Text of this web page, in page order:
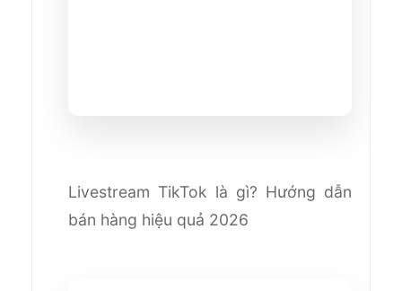
Livestream TikTok là gì? Hướng dẫn
bán hàng hiệu quả 2026